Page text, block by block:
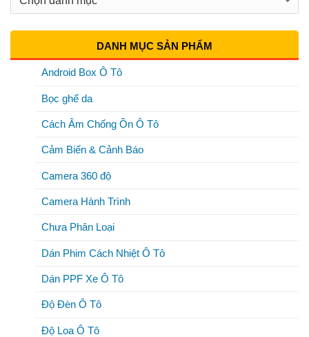
DANH MỤC SẢN PHẨM
Android Box Ô Tô
Bọc ghế da
Cách Âm Chống Ồn Ô Tô
Cảm Biến & Cảnh Báo
Camera 360 độ
Camera Hành Trình
Chưa Phân Loại
Dán Phim Cách Nhiệt Ô Tô
Dán PPF Xe Ô Tô
Độ Đèn Ô Tô
Độ Loa Ô Tô